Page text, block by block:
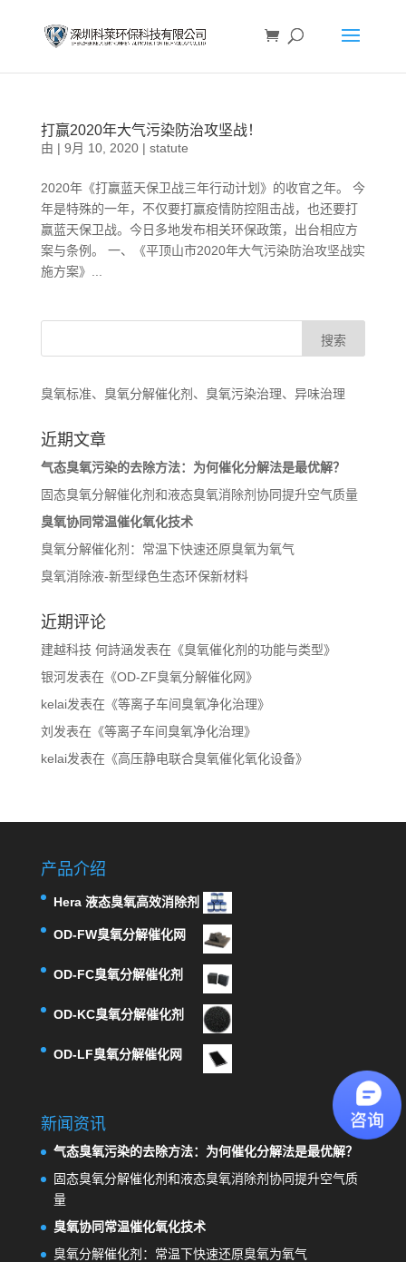
打赢2020年大气污染防治攻坚战！
由 | 9月 10, 2020| statute
2020年《打赢蓝天保卫战三年行动计划》的收官之年。 今
年是特殊的一年，不仅要打赢疫情防控阻击战，也还要打
赢蓝天保卫战。今日多地发布相关环保政策，出台相应方
案与条例。 一、《平顶山市2020年大气污染防治攻坚战实
施方案》...
臭氧标准、臭氧分解催化剂、臭氧污染治理、异味治理
近期文章
气态臭氧污染的去除方法：为何催化分解法是最优解？
固态臭氧分解催化剂和液态臭氧消除剂协同提升空气质量
臭氧协同常温催化氧化技术
臭氧分解催化剂：常温下快速还原臭氧为氧气
臭氧消除液-新型绿色生态环保新材料
近期评论
建越科技 何詩涵发表在《臭氧催化剂的功能与类型》
银河发表在《OD-ZF臭氧分解催化网》
kelai发表在《等离子车间臭氧净化治理》
刘 发表在《等离子车间臭氧净化治理》
kelai发表在《高压静电联合臭氧催化氧化设备》
产品介绍
Hera 液态臭氧高效消除剂
OD-FW臭氧分解催化网
OD-FC臭氧分解催化剂
OD-KC臭氧分解催化剂
OD-LF臭氧分解催化网
新闻资讯
气态臭氧污染的去除方法：为何催化分解法是最优解？
固态臭氧分解催化剂和液态臭氧消除剂协同提升空气质
量
臭氧协同常温催化氧化技术
臭氧分解催化剂：常温下快速还原臭氧为氧气